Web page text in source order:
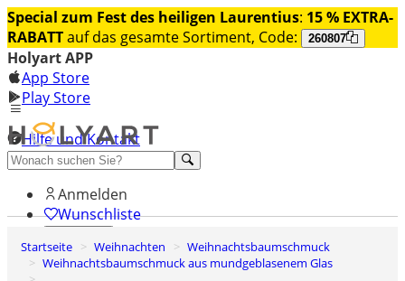
Special zum Fest des heiligen Laurentius: 15 % EXTRA-
RABATTauf das gesamte Sortiment, Code: 260807
Holyart APP
App Store
Play Store
Hilfe und Kontakt
Entdecken Sie Premium
Anmelden
Wunschliste
0
Warenkorb
Startseite Weihnachten
Weihnachtsbaumschmuck
Weihnachtsbaumschmuck aus mundgeblasenem Glas